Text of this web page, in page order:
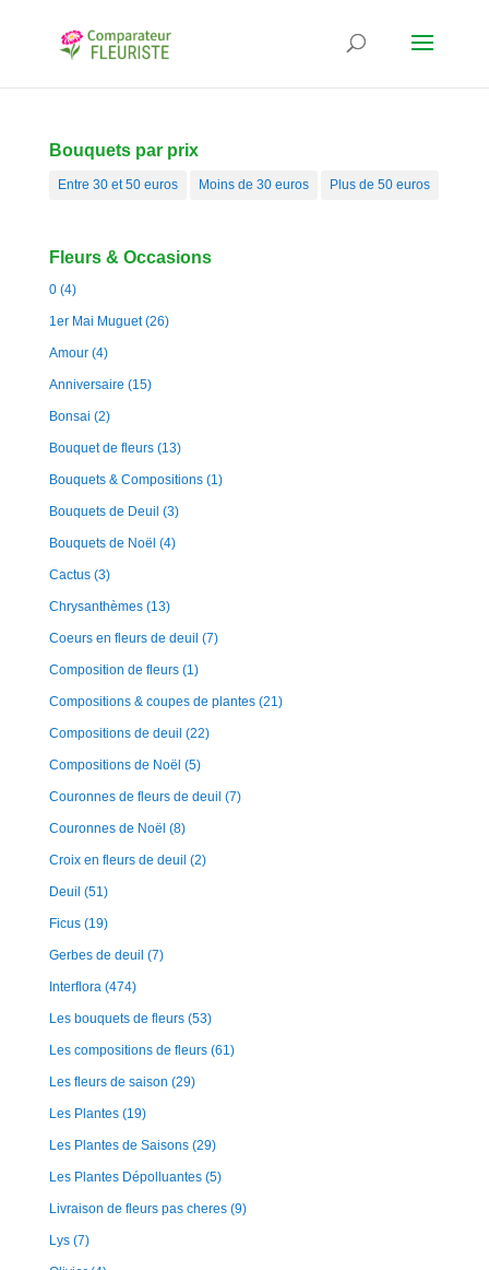
Bouquets par prix
Entre 30 et 50 euros Moins de 30 euros Plus de 50 euros
Fleurs & Occasions
0 (4)
1er Mai Muguet (26)
Amour (4)
Anniversaire (15)
Bonsai (2)
Bouquet de fleurs (13)
Bouquets & Compositions (1)
Bouquets de Deuil (3)
Bouquets de Noël (4)
Cactus (3)
Chrysanthèmes (13)
Coeurs en fleurs de deuil (7)
Composition de fleurs (1)
Compositions & coupes de plantes (21)
Compositions de deuil (22)
Compositions de Noël (5)
Couronnes de fleurs de deuil (7)
Couronnes de Noël (8)
Croix en fleurs de deuil (2)
Deuil (51)
Ficus (19)
Gerbes de deuil (7)
Interflora (474)
Les bouquets de fleurs (53)
Les compositions de fleurs (61)
Les fleurs de saison (29)
Les Plantes (19)
Les Plantes de Saisons (29)
Les Plantes Dépolluantes (5)
Livraison de fleurs pas cheres (9)
Lys (7)